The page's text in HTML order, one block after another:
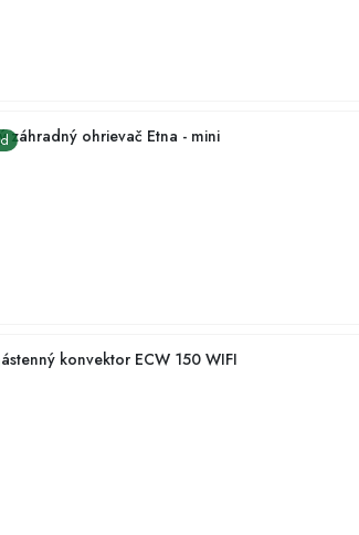
záhradný ohrievač Etna - mini
konvektor ECW 150 WIFI